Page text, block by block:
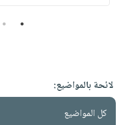
1
2
لائحة بالمواضيع:
كل المواضيع